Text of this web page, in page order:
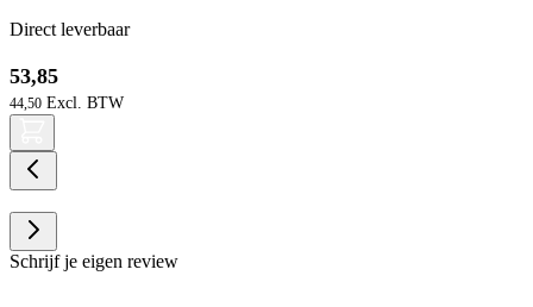
Direct leverbaar
53,85
44,50
Schrijf je eigen review